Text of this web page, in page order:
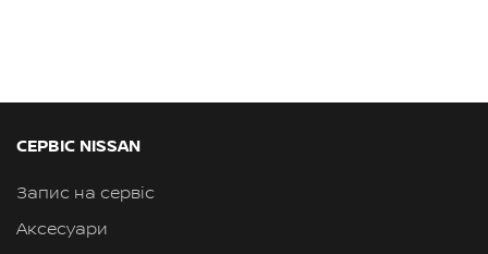
СЕРВІС NISSAN
Запис на сервіс
Аксесуари